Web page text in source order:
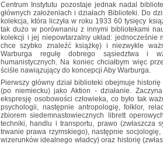
Centrum Instytutu pozostaje jednak nadal
głównych założeniach i działach Biblioteki. Do
kolekcja, która liczyła w roku 1933 60 tysięcy
tak dużo w porównaniu z innymi bibliotekami
kolekcji i jej niepowtarzalny układ:
chce szybko znaleźć książkę) i niezwykle
Warburga regułę dobrego sąsiedztwa i
humanistycznych. Na koniec chciałbym więc
ściśle nawiązujący do koncepcji Aby Warburga.
Pierwszy główny dział biblioteki obejmuje
(po niemiecku) jako Aktion - działanie.
ekspresję osobowości człowieka, co było tak
psychologii, następnie antropologię, folklor,
zbiorem siedemnastowiecznych librett
techniki, handlu i transportu, prawo
trwanie prawa rzymskiego), następnie
wizerunków idealnego władcy) oraz historię